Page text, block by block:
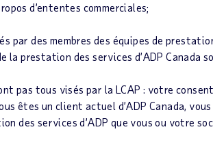
d’ententes commerciales;
par des membres des équipes de
la prestation des services d’ADP Canada
pas tous visés par la LCAP : votre
êtes un client actuel d’ADP Canada,
des services d’ADP que vous ou votre